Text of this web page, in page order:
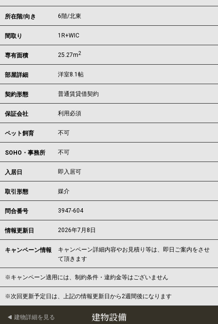
所在階/向き 6階/北東
間取り 1R+WIC
専有面積 25.27m2
部屋詳細 洋室8.1帖
契約形態 普通賃貸借契約
保証会社 利用必須
ペット飼育 不可
SOHO・事務所 不可
入居日 即入居可
取引形態 媒介
問合番号 3947-604
情報更新日 2026年7月8日
キャンペーン情報
キャンペーン詳細内容やお見積り等は、即日ご案内をさせ
て頂きます
※キャンペーン適用には、制約条件・違約金等はございません
※次回更新予定日は、上記の情報更新日から2週間後になります
建物設備
建物詳細を見る